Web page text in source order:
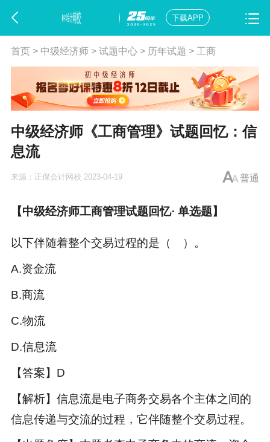
下载APP
首页> 中级经济师> 试题中心> 历年试题 > 工商
中级经济师《工商管理》试题回忆：信
息流
普通
来源： 正保会计网校 2023-04-19
【中级经济师工商管理试题回忆· 单选题】
以下伴随着整个交易过程的是（ ）。
A.资金流
B.商流
C.物流
D.信息流
【答案】D
【解析】信息流是电子商务交易各个主体之间的
信息传递与交流的过程，它伴随整个交易过程。